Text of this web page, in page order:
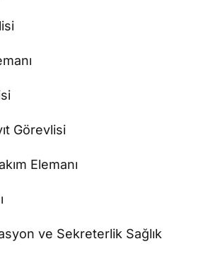
Görevlisi
Elemanı
ve Sekreterlik Sağlık